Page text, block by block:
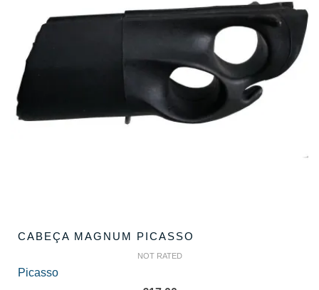
CABEÇA MAGNUM PICASSO
NOT RATED
Picasso